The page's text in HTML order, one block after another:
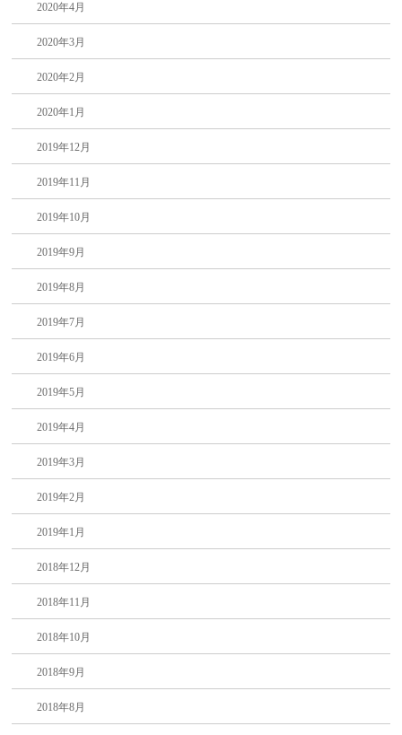
2020年4月
2020年3月
2020年2月
2020年1月
2019年12月
2019年11月
2019年10月
2019年9月
2019年8月
2019年7月
2019年6月
2019年5月
2019年4月
2019年3月
2019年2月
2019年1月
2018年12月
2018年11月
2018年10月
2018年9月
2018年8月